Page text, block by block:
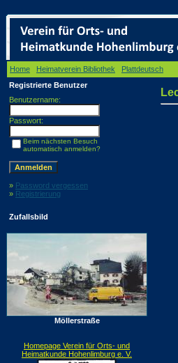
Home Heimatverein Bibliothek Plattdeutsch
Registrierte Benutzer
Benutzername:
Passwort:
Beim nächsten Besuch
automatisch anmelden?
» Password vergessen
» Registrierung
Zufallsbild
Möllerstraße
Homepage Verein für Orts- und
Heimatkunde Hohenlimburg e. V.